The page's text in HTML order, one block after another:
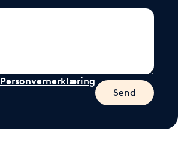
Personvernerklæring
Send